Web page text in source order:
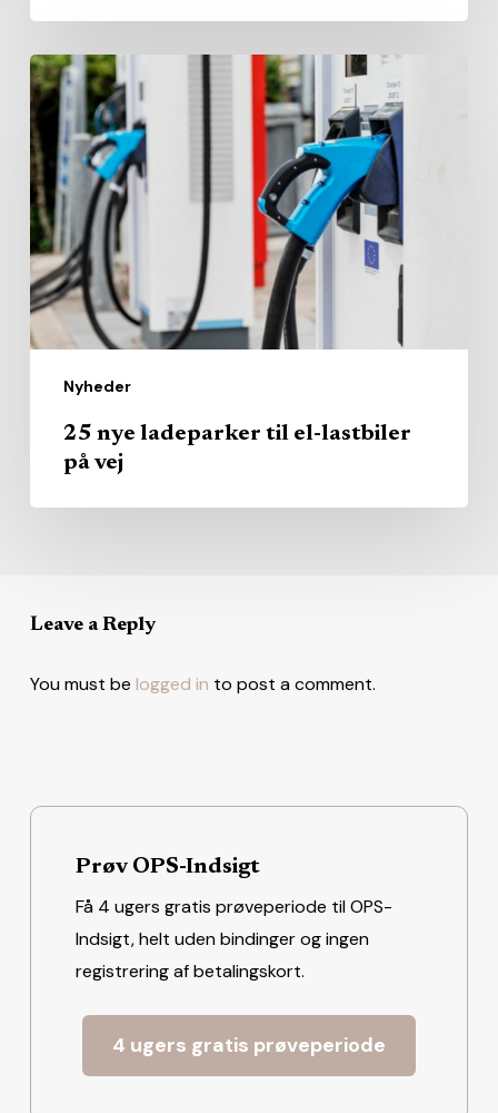
Nyheder
25
nye
ladeparker
til
el-
lastbiler
på
vej
25 nye ladeparker til el-lastbiler
på vej
Leave a Reply
You must be logged in to post a comment.
Prøv OPS-Indsigt
Få 4 ugers gratis prøveperiode til OPS-
Indsigt, helt uden bindinger og ingen
registrering af betalingskort.
4 ugers gratis prøveperiode